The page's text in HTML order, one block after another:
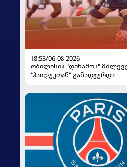
18:53/06-08-2026
თბილისის "დინამოს"
"ჰაიდუკთან" განადგურდა